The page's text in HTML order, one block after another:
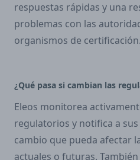
respuestas rápidas y una
problemas con las
organismos de certificación.
¿Qué pasa si cambian las
Eleos monitorea
regulatorios y notifica a
cambio que pueda afectar
actuales o futuras.